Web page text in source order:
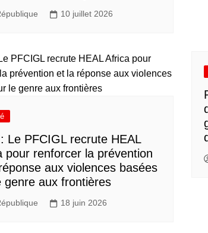
10 juillet 2026
Le PFCIGL recrute HEAL
pour renforcer la prévention
aux violences basées
genre aux frontières
18 juin 2026